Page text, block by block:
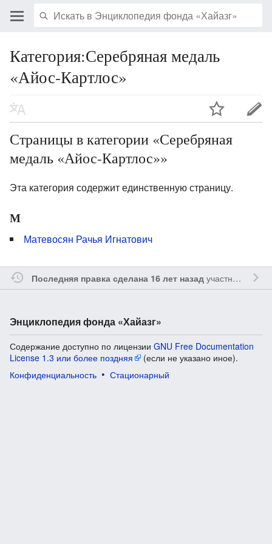
Категория:Серебряная медаль
«Айос-Картлос»
Страницы в категории «Серебряная
медаль «Айос-Картлос»»
Эта категория содержит единственную страницу.
М
Матевосян Рачья Игнатович
Последняя правка сделана 16 лет назадучастником
Энциклопедия фонда «Хайазг»
Содержание доступно по лицензии GNU Free Documentation
License 1.3 или более поздняя
(если не указано иное).
Конфиденциальность
Стационарный